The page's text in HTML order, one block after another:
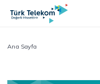
Ana Sayfa